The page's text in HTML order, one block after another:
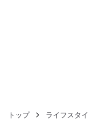
トップ ライフスタ